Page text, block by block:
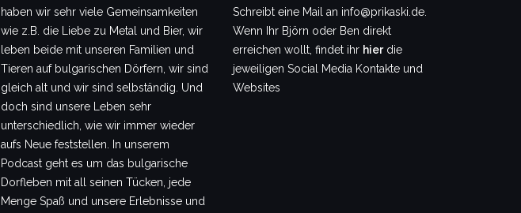
haben wir sehr viele Gemeinsamkeiten
wie z.B. die Liebe zu Metal und Bier, wir
leben beide mit unseren Familien und
Tieren auf bulgarischen Dörfern, wir sind
gleich alt und wir sind selbständig. Und
doch sind unsere Leben sehr
unterschiedlich, wie wir immer wieder
aufs Neue feststellen. In unserem
Podcast geht es um das bulgarische
Dorfleben mit all seinen Tücken, jede
Menge Spaß und unsere Erlebnisse und
Schreibt eine Mail an info@prikaski.de.
Wenn Ihr Björn oder Ben direkt
erreichen wollt, findet ihr hierdie
jeweiligen Social Media Kontakte und
Websites